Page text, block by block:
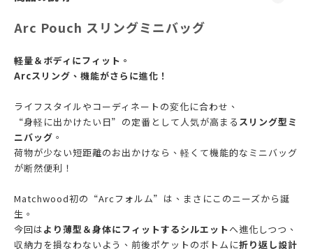
Arc Pouch スリングミニバッグ
軽量＆ボディにフィット。
Arcスリング、機能がさらに進化！
ライフスタイルやコーディネートの変化に合わせ、
“身軽に出かけたい日”の定番として人気が高まる スリング型ミ
ニバッグ 。
荷物が少ない短距離のお出かけなら、軽くて機能的なミニバッグ
が断然便利！
Matchwood初の“Arcフォルム”は、まさにこのニーズから誕
生。
今回はより薄型＆身体にフィットするシルエットへ進化しつつ、
収納力を損なわないよう、前後ポケットのボトムに折り返し設計